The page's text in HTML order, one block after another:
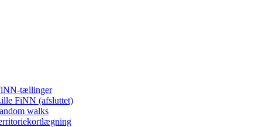
tællinger
FiNN (afsluttet)
walks